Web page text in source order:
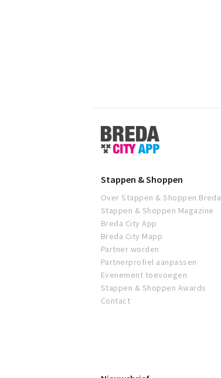
Stappen
&
Shoppen
Stappen & Shoppen
Over Stappen & Shoppen Breda
Stappen & Shoppen Magazine
Breda City App
Breda City Mapp
Partner worden
Partnerprofiel aanpassen
Evenement toevoegen
Stappen & Shoppen Awards
Contact